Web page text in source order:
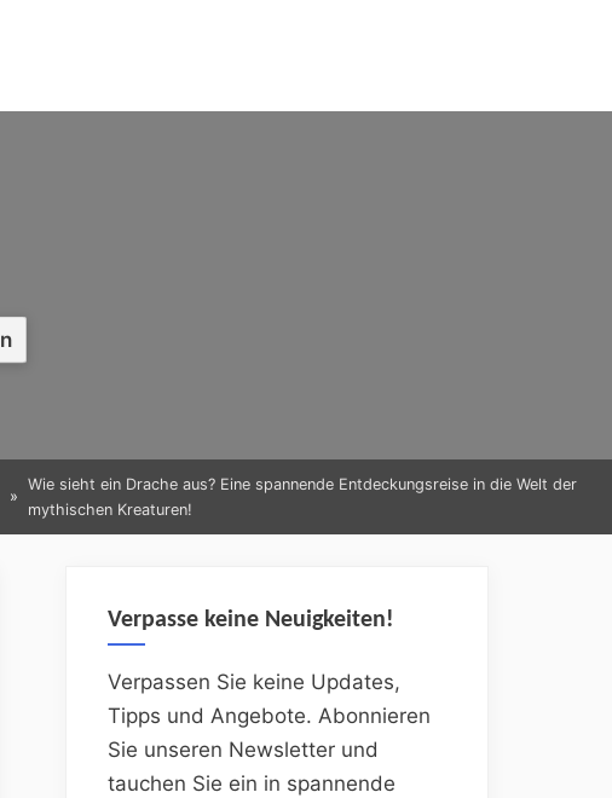
Wie sieht ein Drache aus? Eine spannende Entdeckungsreise in die Welt der
mythischen Kreaturen!
Verpasse keine Neuigkeiten!
Verpassen Sie keine Updates,
Tipps und Angebote. Abonnieren
Sie unseren Newsletter und
tauchen Sie ein in spannende